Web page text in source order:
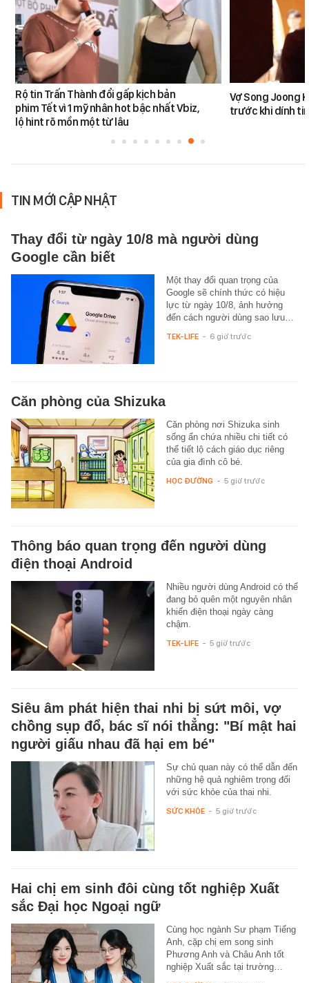
Rộ tin Trấn Thành đổi gấp kịch bản
phim Tết vì 1 mỹ nhân hot bậc nhất Vbiz,
lộ hint rõ mồn một từ lâu
Vợ Song Joong
trước khi dính
TIN MỚI CẬP NHẬT
Thay đổi từ ngày 10/8 mà người dùng
Google cần biết
Một thay đổi quan trọng của
Google sẽ chính thức có hiệu
lực từ ngày 10/8, ảnh hưởng
đến cách người dùng sao lưu…
TEK-LIFE - 6 giờ trước
Căn phòng của Shizuka
Căn phòng nơi Shizuka sinh
sống ẩn chứa nhiều chi tiết có
thể tiết lộ cách giáo dục riêng
của gia đình cô bé.
HỌC ĐƯỜNG - 5 giờ trước
Thông báo quan trọng đến người dùng
điện thoại Android
Nhiều người dùng Android có thể
đang bỏ quên một nguyên nhân
khiến điện thoại ngày càng
chậm.
TEK-LIFE - 5 giờ trước
Siêu âm phát hiện thai nhi bị sứt môi, vợ
chồng sụp đổ, bác sĩ nói thẳng: "Bí mật hai
người giấu nhau đã hại em bé"
Sự chủ quan này có thể dẫn đến
những hệ quả nghiêm trọng đối
với sức khỏe của thai nhi.
SỨC KHỎE - 5 giờ trước
Hai chị em sinh đôi cùng tốt nghiệp Xuất
sắc Đại học Ngoại ngữ
Cùng học ngành Sư phạm Tiếng
Anh, cặp chị em song sinh
Phương Anh và Châu Anh tốt
nghiệp Xuất sắc tại trường…